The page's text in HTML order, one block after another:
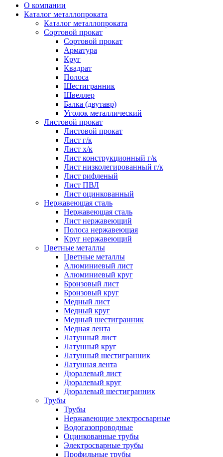
О компании
Каталог металлопроката
Каталог металлопроката
Сортовой прокат
Сортовой прокат
Арматура
Круг
Квадрат
Полоса
Шестигранник
Швеллер
Балка (двутавр)
Уголок металлический
Листовой прокат
Листовой прокат
Лист г/к
Лист х/к
Лист конструкционный г/к
Лист низколегированный г/к
Лист рифленый
Лист ПВЛ
Лист оцинкованный
Нержавеющая сталь
Нержавеющая сталь
Лист нержавеющий
Полоса нержавеющая
Круг нержавеющий
Цветные металлы
Цветные металлы
Алюминиевый лист
Алюминиевый круг
Бронзовый лист
Бронзовый круг
Медный лист
Медный круг
Медный шестигранник
Медная лента
Латунный лист
Латунный круг
Латунный шестигранник
Латунная лента
Дюралевый лист
Дюралевый круг
Дюралевый шестигранник
Трубы
Трубы
Нержавеющие электросварные
Водогазопроводные
Оцинкованные трубы
Электросварные трубы
Профильные трубы